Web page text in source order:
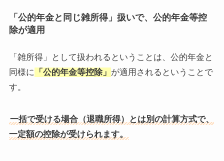
「公的年金と同じ雑所得」扱いで、公的年金等控
除が適用
「雑所得」として扱われるということは、公的年金と
同様に 「公的年金等控除」 が適用されるということで
す。
一括で受ける場合（退職所得）とは別の計算方式で、
一定額の控除が受けられます。